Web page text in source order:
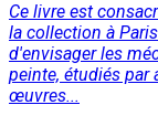
Ce livre est
la collection à
d'envisager les
peinte, étudiés par
œuvres...